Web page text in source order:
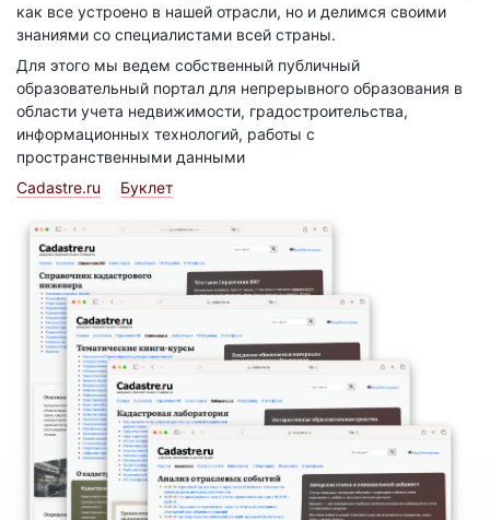
как все устроено в нашей отрасли, но и делимся своими
знаниями со специалистами всей страны.
Для этого мы ведем собственный публичный
образовательный портал для непрерывного образования в
области учета недвижимости, градостроительства,
информационных технологий, работы с
пространственными данными
Cadastre.ru
Буклет